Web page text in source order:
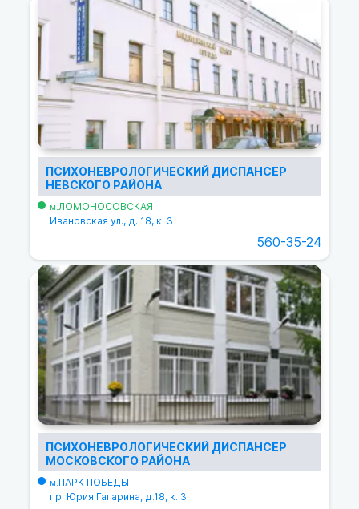
ПСИХОНЕВРОЛОГИЧЕСКИЙ ДИСПАНСЕР
НЕВСКОГО РАЙОНА
м.ЛОМОНОСОВСКАЯ
Ивановская ул., д. 18, к. 3
560-35-24
ПСИХОНЕВРОЛОГИЧЕСКИЙ ДИСПАНСЕР
МОСКОВСКОГО РАЙОНА
м.ПАРК ПОБЕДЫ
пр. Юрия Гагарина, д.18, к. 3